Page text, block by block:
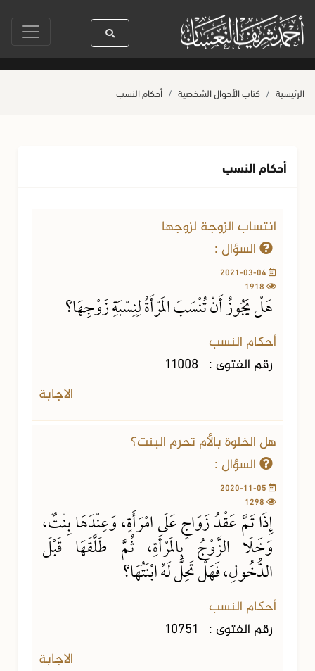
رسول الله ﷺ كله رحمة صلاة آخر أربعاء من صفر حياة القلوب وصحتها
الرئيسية كتاب الأحوال الشخصية أحكام النسب
أحكام النسب
انتساب الزوجة لزوجها
السؤال :
هَلْ يَجُوزُ أَنْ تُنْسَبَ المَرْأَةُ لِنِسْبَةِ زَوْجِهَا؟
أحكام النسب
رقم الفتوى : 11008
الاجابة
هل الخلوة بالأم تحرم البنت؟
السؤال :
إِذَا تَمَّ عَقْدُ زَوَاجٍ عَلَى امْرَأَةٍ، وَعِنْدَهَا بِنْتٌ،
وَخَلَا الزَّوْجُ بِالمَرْأَةِ، ثُمَّ طَلَّقَهَا قَبْلَ
الدُّخُولِ، فَهَلْ تَحِلُّ لَهُ ابْنَتُهَا؟
أحكام النسب
رقم الفتوى : 10751
الاجابة